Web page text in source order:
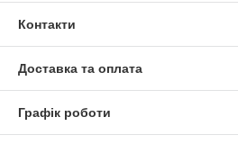
Контакти
Доставка та оплата
Графік роботи